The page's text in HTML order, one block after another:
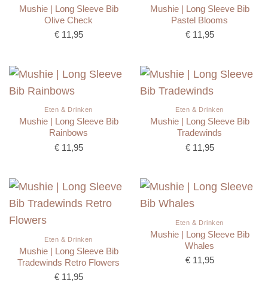
Mushie | Long Sleeve Bib
Olive Check
€11,95
Mushie | Long Sleeve Bib
Pastel Blooms
€11,95
Eten & Drinken
Mushie | Long Sleeve Bib
Rainbows
€11,95
Eten & Drinken
Mushie | Long Sleeve Bib
Tradewinds
€11,95
Eten & Drinken
Mushie | Long Sleeve Bib
Tradewinds Retro Flowers
€11,95
Eten & Drinken
Mushie | Long Sleeve Bib
Whales
€11,95